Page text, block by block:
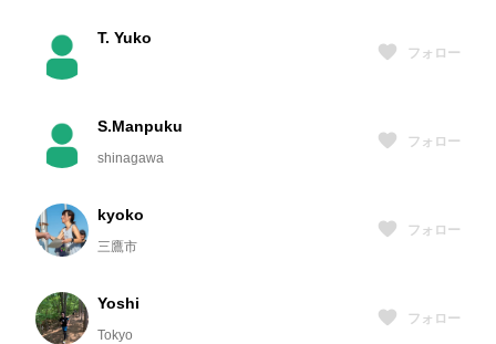
T. Yuko
フォロー
S.Manpuku
shinagawa
フォロー
kyoko
三鷹市
フォロー
Yoshi
Tokyo
フォロー